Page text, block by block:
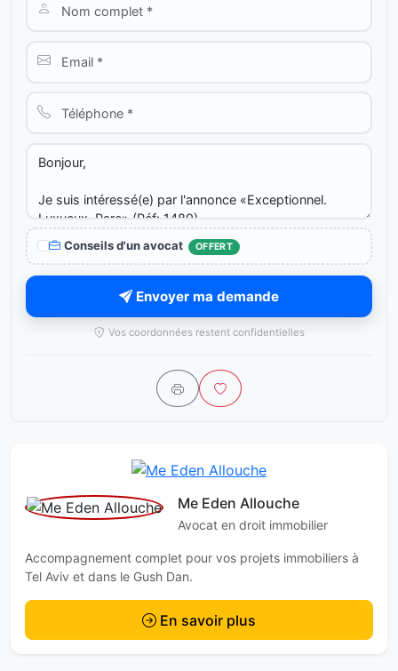
Conseils d'un avocat OFFERT
Envoyer ma demande
Vos coordonnées restent confidentielles
Me Eden Allouche
Avocat en droit immobilier
Accompagnement complet pour vos projets immobiliers à
Tel Aviv et dans le Gush Dan.
En savoir plus